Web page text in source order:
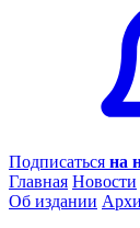
Подписаться на
Главная Новости
Об издании